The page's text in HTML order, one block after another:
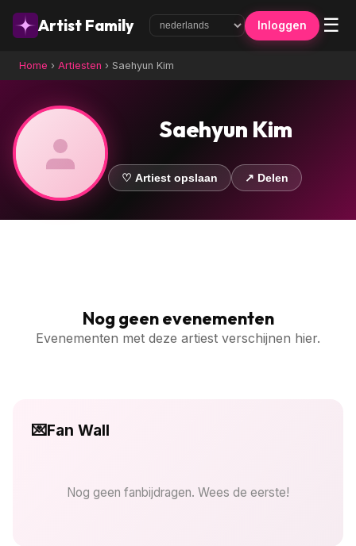
Artist Family Inloggen ☰
Home › Artiesten › Saehyun Kim
Saehyun Kim
♡ Artiest opslaan ↗ Delen
Nog geen evenementen
Evenementen met deze artiest verschijnen hier.
💌Fan Wall
Nog geen fanbijdragen. Wees de eerste!